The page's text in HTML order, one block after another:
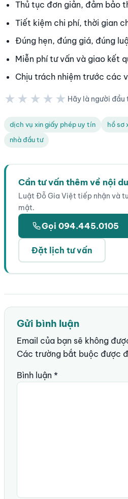
Thủ tục đơn giản, đảm bảo
Tiết kiệm chi phí, thời gian
Đúng hẹn, đúng giá, đúng
Miễn phí tư vấn và giao kết
Chịu trách nhiệm trước các
★★★★★ Hãy là người
dịch vụ xin giấy phép uy tín
hồ sơ
nhà đầu tư
Cần tư vấn thêm về nội
Luật Đỗ Gia Việt tiếp nhận và
mật.
Gọi 094.445.0105
Đặt lịch tư vấn
Gửi bình luận
Email của bạn sẽ không
Các trường bắt buộc được
Bình luận *